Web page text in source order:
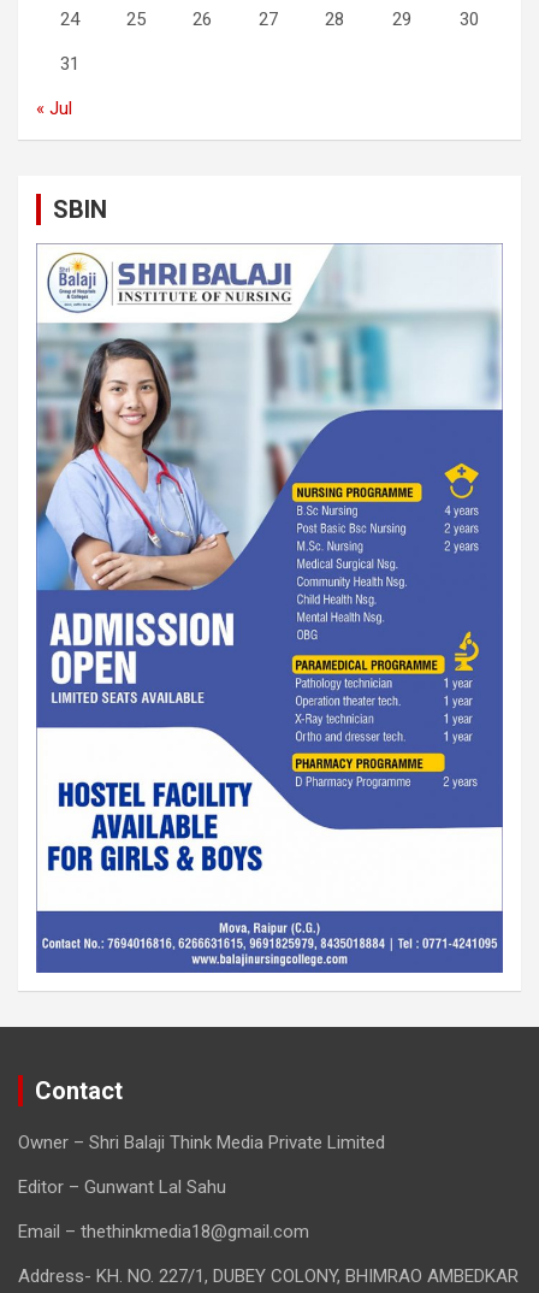
24 25 26 27 28 29 30
31
« Jul
SBIN
Contact
Owner – Shri Balaji Think Media Private Limited
Editor – Gunwant Lal Sahu
Email – thethinkmedia18@gmail.com
Address- KH. NO. 227/1, DUBEY COLONY, BHIMRAO AMBEDKAR